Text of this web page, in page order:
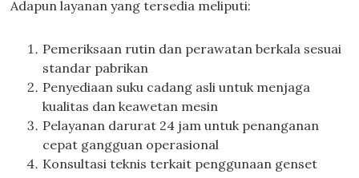
Adapun layanan yang tersedia meliputi:
Pemeriksaan rutin dan perawatan berkala sesuai
standar pabrikan
Penyediaan suku cadang asli untuk menjaga
kualitas dan keawetan mesin
Pelayanan darurat 24 jam untuk penanganan
cepat gangguan operasional
Konsultasi teknis terkait penggunaan genset